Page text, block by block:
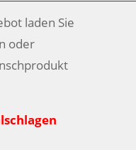
laden Sie
oder